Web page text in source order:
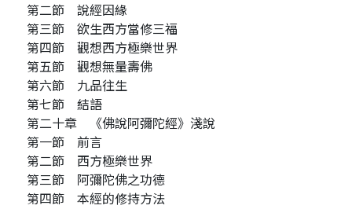
第二節 說經因緣
第三節 欲生西方當修三福
第四節 觀想西方極樂世界
第五節 觀想無量壽佛
第六節 九品往生
第七節 結語
第二十章 《佛說阿彌陀經》淺說
第一節 前言
第二節 西方極樂世界
第三節 阿彌陀佛之功德
第四節 本經的修持方法